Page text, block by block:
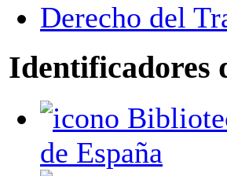
Derecho del
Identificadores
de España